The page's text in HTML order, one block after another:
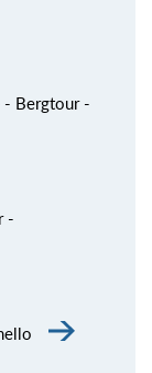
- Bergtour -
-